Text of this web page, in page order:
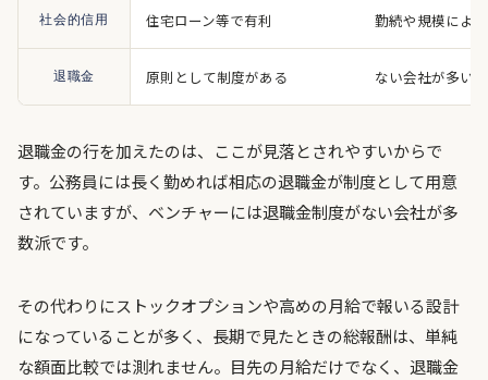
社会的信用 住宅ローン等で有利 勤続や規模によ
退職金 原則として制度がある ない会社が多い
退職金の行を加えたのは、ここが見落とされやすいからで
す。公務員には長く勤めれば相応の退職金が制度として用意
されていますが、ベンチャーには退職金制度がない会社が多
数派です。
その代わりにストックオプションや高めの月給で報いる設計
になっていることが多く、長期で見たときの総報酬は、単純
な額面比較では測れません。目先の月給だけでなく、退職金